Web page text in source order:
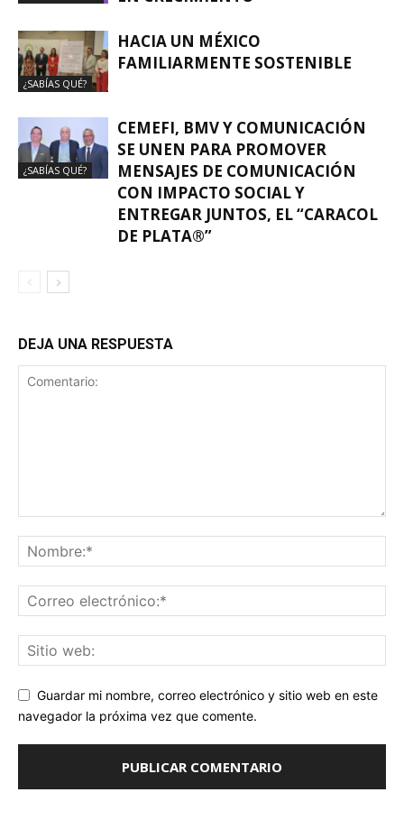
¿SABÍAS QUÉ?
HACIA UN MÉXICO
FAMILIARMENTE SOSTENIBLE
¿SABÍAS QUÉ?
CEMEFI, BMV Y COMUNICACIÓN
SE UNEN PARA PROMOVER
MENSAJES DE COMUNICACIÓN
CON IMPACTO SOCIAL Y
ENTREGAR JUNTOS, EL “CARACOL
DE PLATA®”
DEJA UNA RESPUESTA
Guardar mi nombre, correo electrónico y sitio web en este
navegador la próxima vez que comente.